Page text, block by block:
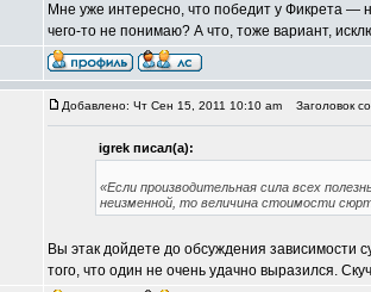
Мне уже интересно, что победит у Фикрета —
чего-то не понимаю? А что, тоже вариант,
Добавлено: Чт Сен 15, 2011 10:10 am Заголовок
igrek писал(а):
«Если производительная сила всех
неизменной, то величина стоимости
Вы этак дойдете до обсуждения зависимости
того, что один не очень удачно выразился.